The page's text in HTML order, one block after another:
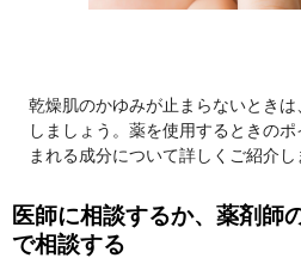
乾燥肌のかゆみが止まらないとき
しましょう。薬を使用するときの
まれる成分について詳しくご紹介し
医師に相談するか、薬剤師
で相談する